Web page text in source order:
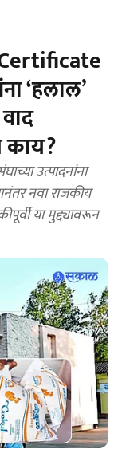
‘हलाल’
काय?
उत्पादनांना
नवा राजकीय
या मुद्द्यावरून